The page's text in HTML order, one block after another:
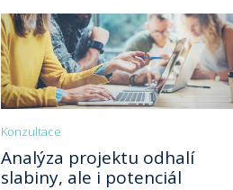
Konzultace
Analýza projektu odhalí
slabiny, ale i potenciál